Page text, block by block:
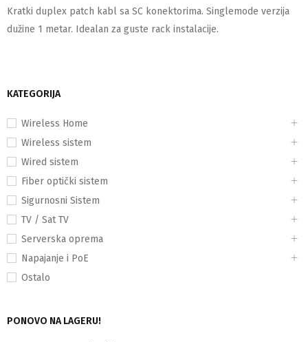
KATEGORIJA
Wireless Home
Wireless sistem
Wired sistem
Fiber optički sistem
Sigurnosni Sistem
TV / Sat TV
Serverska oprema
Napajanje i PoE
Ostalo
PONOVO NA LAGERU!
Kratki duplex patch kabl sa SC konektorima. Singlemode verzija
dužine 1 metar. Idealan za guste rack instalacije.